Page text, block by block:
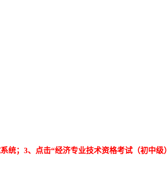
统；3、点击“经济专业技术资格考试（初中级